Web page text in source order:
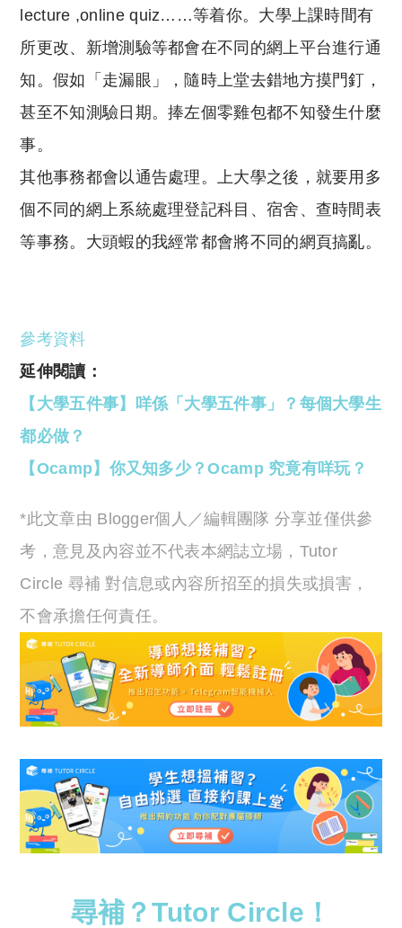
lecture ,online quiz……等着你。大學上課時間有
所更改、新增測驗等都會在不同的網上平台進行通
知。假如「走漏眼」，隨時上堂去錯地方摸門釘，
甚至不知測驗日期。捧左個零雞包都不知發生什麼
事。
其他事務都會以通告處理。上大學之後，就要用多
個不同的網上系統處理登記科目、宿舍、查時間表
等事務。大頭蝦的我經常都會將不同的網頁搞亂。
參考資料
延伸閱讀：
【大學五件事】咩係「大學五件事」？每個大學生
都必做？
【Ocamp】你又知多少？Ocamp 究竟有咩玩？
*此文章由 Blogger個人／編輯團隊 分享並僅供參
考，意見及內容並不代表本網誌立場，Tutor
Circle 尋補 對信息或內容所招至的損失或損害，
不會承擔任何責任。
尋補？Tutor Circle！